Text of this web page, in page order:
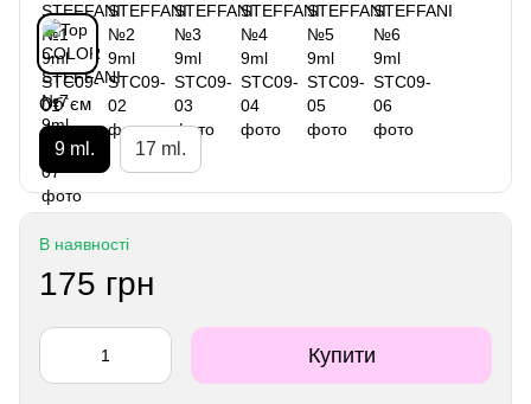
Об`єм
9 ml. 17 ml.
В наявності
175 грн
Купити